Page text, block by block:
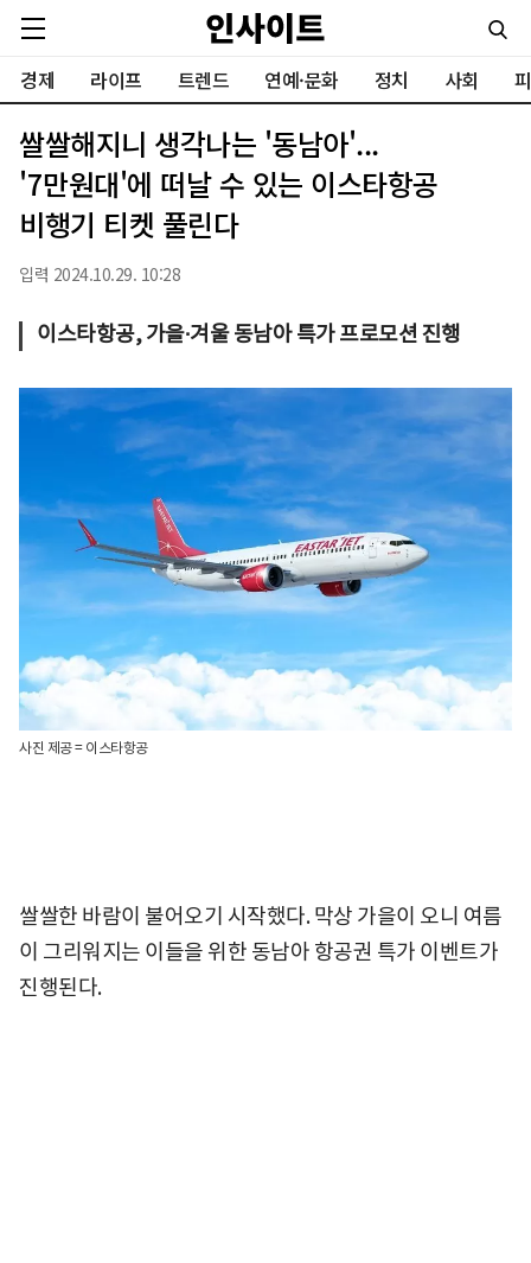
경제 라이프 트렌드 연예·문화 정치 사회
쌀쌀해지니 생각나는 '동남아'...
'7만원대'에 떠날 수 있는 이스타항공
비행기 티켓 풀린다
입력 2024.10.29. 10:28
이스타항공, 가을∙겨울 동남아 특가 프로모션 진행
사진 제공 = 이스타항공
쌀쌀한 바람이 불어오기 시작했다. 막상 가을이 오니 여름
이 그리워지는 이들을 위한 동남아 항공권 특가 이벤트가
진행된다.